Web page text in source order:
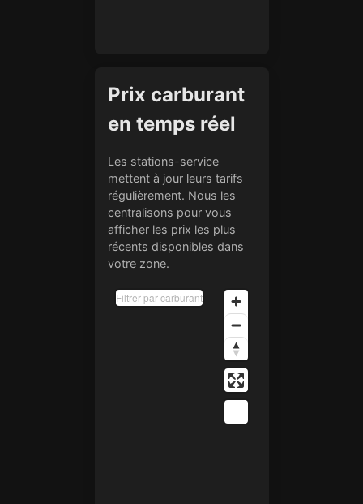
Prix carburant
en temps réel
Les stations-service
mettent à jour leurs tarifs
régulièrement. Nous les
centralisons pour vous
afficher les prix les plus
récents disponibles dans
votre zone.
Filtrer par carburant